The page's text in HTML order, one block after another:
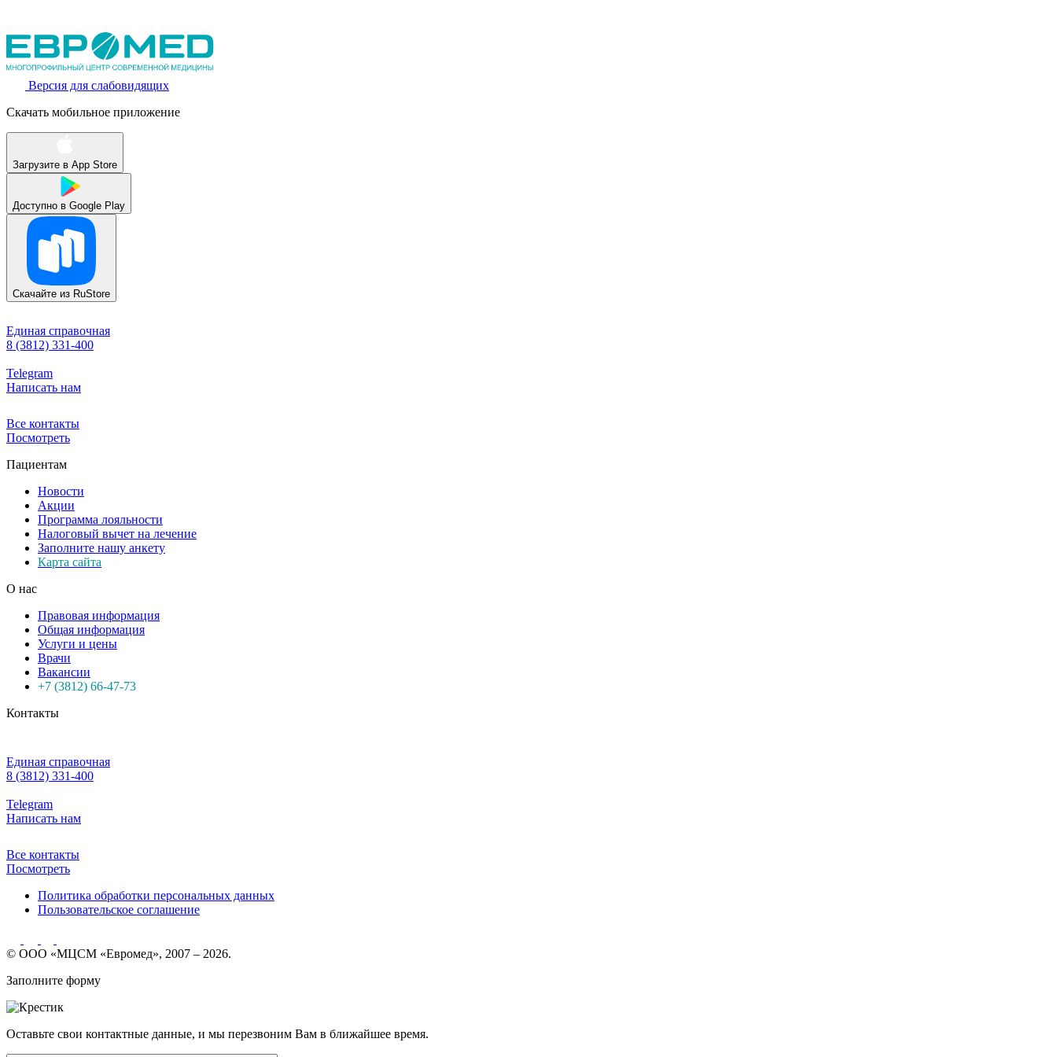
Версия для слабовидящих
Скачать мобильное приложение
Загрузите в App Store
Доступно в Google Play
Скачайте из RuStore
Единая справочная
8 (3812) 331-400
Telegram
Написать нам
Все контакты
Посмотреть
Пациентам
Новости
Акции
Программа лояльности
Налоговый вычет на лечение
Заполните нашу анкету
Карта сайта
О нас
Правовая информация
Общая информация
Услуги и цены
Врачи
Вакансии
+7 (3812) 66-47-73
Контакты
Единая справочная
8 (3812) 331-400
Telegram
Написать нам
Все контакты
Посмотреть
Политика обработки персональных данных
Пользовательское соглашение
© ООО «МЦСМ «Евромед», 2007 – 2026.
Заполните форму
Оставьте свои контактные данные, и мы перезвоним Вам в ближайшее время.